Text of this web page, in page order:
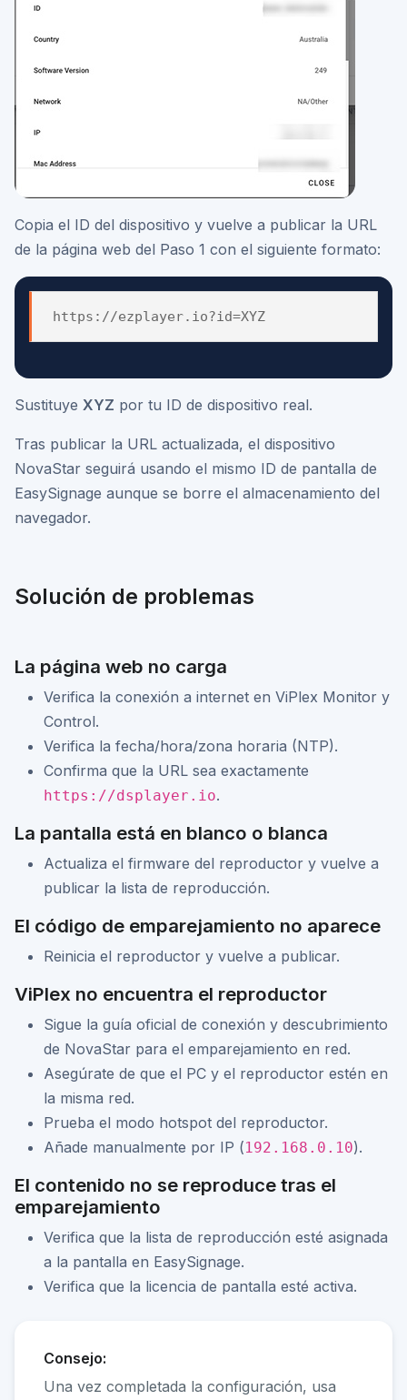
Copia el ID del dispositivo y vuelve a publicar la URL
de la página web del Paso 1 con el siguiente formato:
https://ezplayer.io?id=XYZ
Sustituye XYZ por tu ID de dispositivo real.
Tras publicar la URL actualizada, el dispositivo
NovaStar seguirá usando el mismo ID de pantalla de
EasySignage aunque se borre el almacenamiento del
navegador.
Solución de problemas
La página web no carga
Verifica la conexión a internet en ViPlex Monitor y
Control.
Verifica la fecha/hora/zona horaria (NTP).
Confirma que la URL sea exactamente
https://dsplayer.io.
La pantalla está en blanco o blanca
Actualiza el firmware del reproductor y vuelve a
publicar la lista de reproducción.
El código de emparejamiento no aparece
Reinicia el reproductor y vuelve a publicar.
ViPlex no encuentra el reproductor
Sigue la guía oficial de conexión y descubrimiento
de NovaStar para el emparejamiento en red.
Asegúrate de que el PC y el reproductor estén en
la misma red.
Prueba el modo hotspot del reproductor.
Añade manualmente por IP (192.168.0.10).
El contenido no se reproduce tras el
emparejamiento
Verifica que la lista de reproducción esté asignada
a la pantalla en EasySignage.
Verifica que la licencia de pantalla esté activa.
Consejo:
Una vez completada la configuración, usa